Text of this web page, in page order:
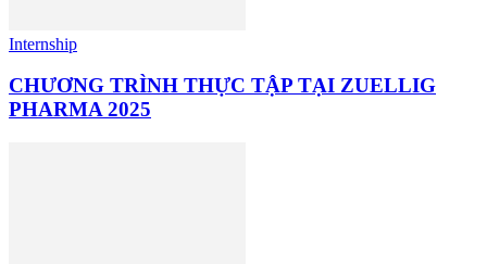
Internship
CHƯƠNG TRÌNH THỰC TẬP TẠI ZUELLIG
PHARMA 2025